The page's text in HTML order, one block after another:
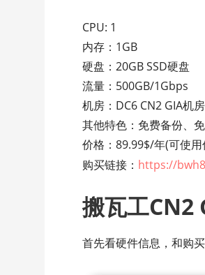
CPU: 1
内存：1GB
硬盘：20GB SSD硬盘
流量：500GB/1Gbps
机房：DC6 CN2 GIA机房
其他特色：免费备份、
价格：89.99$/年(可使
购买链接： https://
搬瓦工CN2
首先看硬件信息，和购